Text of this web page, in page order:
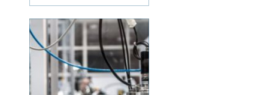
tydligt: en minnesvärd
upplevelse där hela
klassen kan följa med.
Vägen dit kräver
däremot planering,